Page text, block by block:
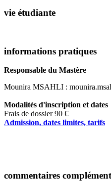
vie étudiante
informations pratiques
Responsable du Mastère
Mounira MSAHLI :
Modalités d'inscription et dates
Frais de dossier 90 €
Admission, dates limites, tarifs
commentaires